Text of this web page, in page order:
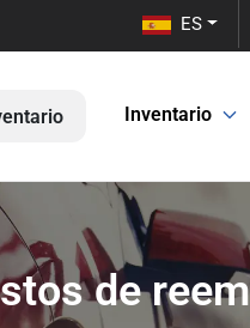
ES
Inventario
de